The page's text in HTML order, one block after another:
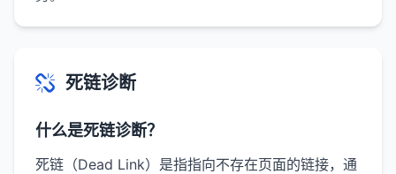
死链诊断
什么是死链诊断？
死链（Dead Link）是指指向不存在页面的链接，通